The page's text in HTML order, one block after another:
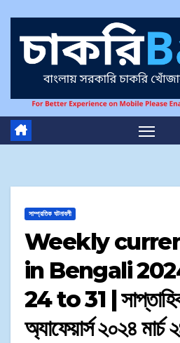
সাম্প্রতিক ঘটনাবলী
Weekly
in Bengali
24 to 31 | সাপ্তাহিক
অ্যাফেয়ার্স ২০২৪